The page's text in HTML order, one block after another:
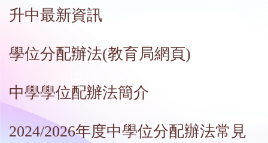
升中最新資訊
學位分配辦法(教育局網頁)
中學學位配辦法簡介
2024/2026年度中學位分配辦法常見